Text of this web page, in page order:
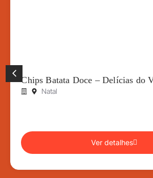
Chips Batata Doce – Delícias do
Natal
Ver detalhes